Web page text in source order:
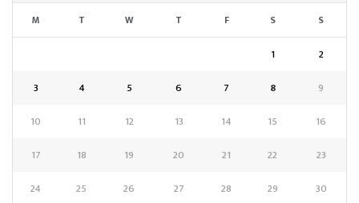
M T W T F S S
1
2
3
4 5 6 7 8
9
10
11 12 13 14 15
16
17
18 19 20 21 22
23
24
25 26 27 28 29 30